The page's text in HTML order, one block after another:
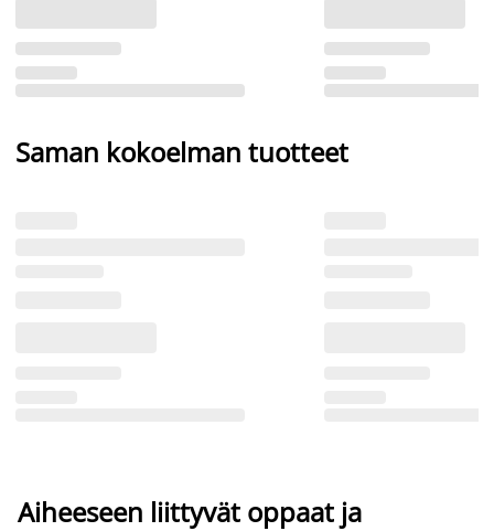
Saman kokoelman tuotteet
Aiheeseen liittyvät oppaat ja